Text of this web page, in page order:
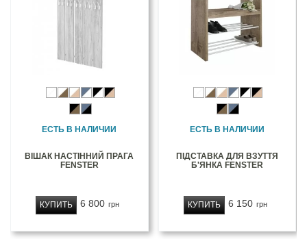
ЕСТЬ В НАЛИЧИИ
ВІШАК НАСТІННИЙ ПРАГА
FENSTER
6 800 грн
КУПИТЬ
ЕСТЬ В НАЛИЧИИ
ПІДСТАВКА ДЛЯ ВЗУТТЯ
Б'ЯНКА FENSTER
6 150 грн
КУПИТЬ